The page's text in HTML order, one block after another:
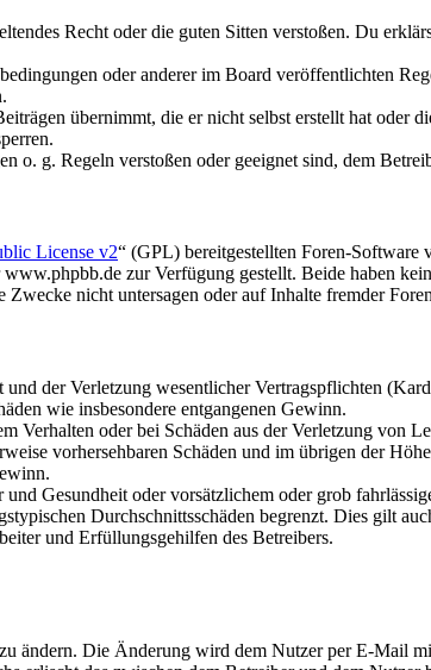
Recht oder die guten Sitten verstoßen. Du
oder anderer im Board veröffentlichten
übernimmt, die er nicht selbst erstellt hat oder
o. g. Regeln verstoßen oder geeignet sind, dem
License v2“ (GPL) bereitgestellten Foren-
zur Verfügung gestellt. Beide haben
nicht untersagen oder auf Inhalte fremder
der Verletzung wesentlicher Vertragspflichten
wie insbesondere entgangenen Gewinn.
Verhalten oder bei Schäden aus der Verletzung von
vorhersehbaren Schäden und im übrigen der
Gesundheit oder vorsätzlichem oder grob
Durchschnittsschäden begrenzt. Dies gilt
und Erfüllungsgehilfen des Betreibers.
ändern. Die Änderung wird dem Nutzer per E-Mail